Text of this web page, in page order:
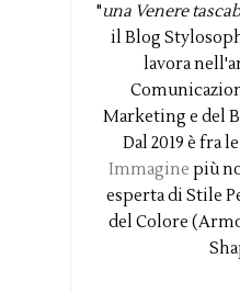
"una Venere
il Blog
lavora
Marketing e del
Dal 2019 è fra le
Immagine più
esperta di Stile
del Colore